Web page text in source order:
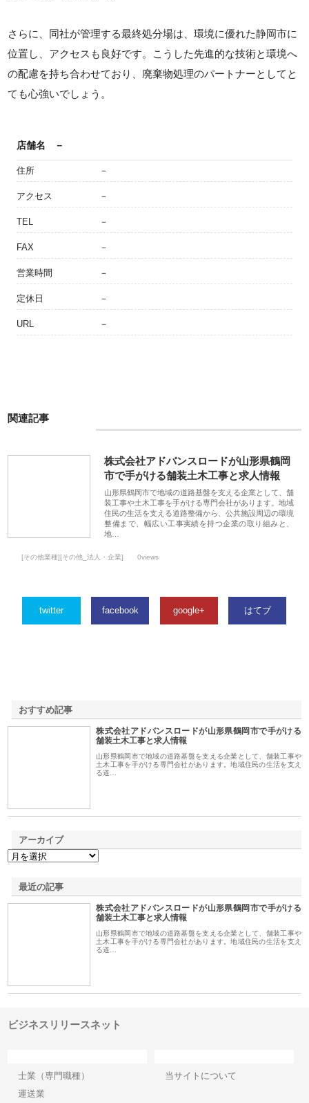
さらに、同社が管理する最終処分場は、環境に優れた静岡市に
位置し、アクセスも良好です。こうした先進的な技術と環境へ
の配慮を持ち合わせており、廃棄物処理のパートナーとしてと
ても心強いでしょう。
店舗名 －
住所 －
アクセス －
TEL －
FAX －
営業時間 －
定休日 －
URL －
関連記事
株式会社アドバンスロードが山形県鶴岡
市で手がける舗装土木工事と求人情報
山形県鶴岡市で地域の道路基盤を支える企業として、舗
装工事や土木工事を手がける専門会社があります。地域
住民の生活を支える道路整備から、公共施設周辺の環境
整備まで、幅広い工事実績を持つ企業の取り組みと、
地…
[その他業種][その他_法人・企業] 0views
twitter facebook google+ はてブ
おすすめ記事
株式会社アドバンスロードが山形県鶴岡市で手がける
舗装土木工事と求人情報
山形県鶴岡市で地域の道路基盤を支える企業として、舗装工事や
土木工事を手がける専門会社があります。地域住民の生活を支え
る道…
アーカイブ
最近の記事
株式会社アドバンスロードが山形県鶴岡市で手がける
舗装土木工事と求人情報
山形県鶴岡市で地域の道路基盤を支える企業として、舗装工事や
土木工事を手がける専門会社があります。地域住民の生活を支え
る道…
ビジネスリリースネット
士業（専門職種）
運送業
当サイトについて